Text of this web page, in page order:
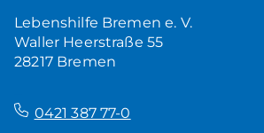
Lebenshilfe Bremen e. V.
Waller Heerstraße 55
28217 Bremen
0421 387 77-0